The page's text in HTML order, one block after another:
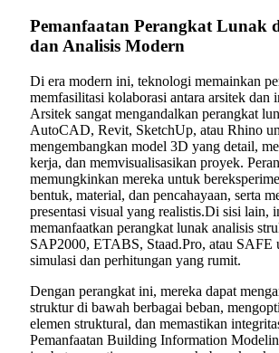
Pemanfaatan Perangkat Lunak
dan Analisis Modern
Di era modern ini, teknologi memainkan
memfasilitasi kolaborasi antara arsitek dan
Arsitek sangat mengandalkan perangkat
AutoCAD, Revit, SketchUp, atau Rhino
mengembangkan model 3D yang detail,
kerja, dan memvisualisasikan proyek.
memungkinkan mereka untuk
bentuk, material, dan pencahayaan, serta
presentasi visual yang realistis.Di sisi lain,
memanfaatkan perangkat lunak analisis
SAP2000, ETABS, Staad.Pro, atau SAFE
simulasi dan perhitungan yang rumit.
Dengan perangkat ini, mereka dapat
struktur di bawah berbagai beban,
elemen struktural, dan memastikan
Pemanfaatan Building Information